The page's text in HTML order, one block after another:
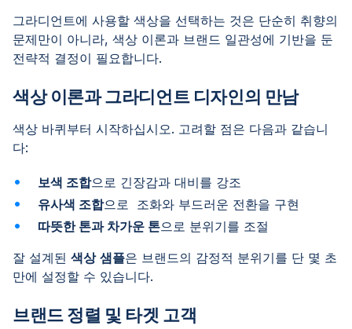
그라디언트에 사용할 색상을 선택하는 것은 단순히 취향의
문제만이 아니라, 색상 이론과 브랜드 일관성에 기반을 둔
전략적 결정이 필요합니다.
색상 이론과 그라디언트 디자인의 만남
색상 바퀴부터 시작하십시오. 고려할 점은 다음과 같습니
다:
보색 조합으로 긴장감과 대비를 강조
유사색 조합으로 조화와 부드러운 전환을 구현
따뜻한 톤과 차가운 톤으로 분위기를 조절
잘 설계된 색상 샘플은 브랜드의 감정적 분위기를 단 몇 초
만에 설정할 수 있습니다.
브랜드 정렬 및 타겟 고객